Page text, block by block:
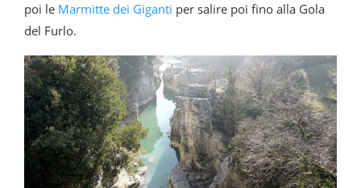
poi le Marmitte dei Giganti per salire poi fino alla Gola
del Furlo.